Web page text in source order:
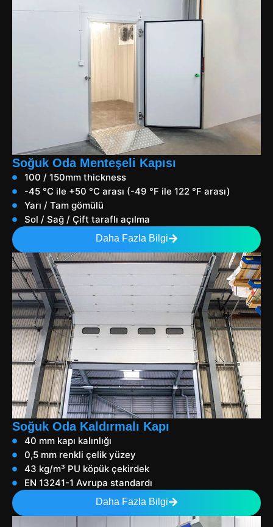
Soğuk Oda Menteşeli Kapısı
100 / 150mm thickness
-45 °C ile +50 °C arası (-49 °F ile 122 °F arası)
Yarı / Tam gömülü
Sol / Sağ / Çift taraflı açılma
Daha Fazla Bilgi
Soğuk Oda Kaldırmalı Kapı
40 mm kapı kalınlığı
0,5 mm renkli çelik yüzey
43 kg/m³ PU köpük çekirdek
EN 13241-1 Avrupa standardı
Daha Fazla Bilgi